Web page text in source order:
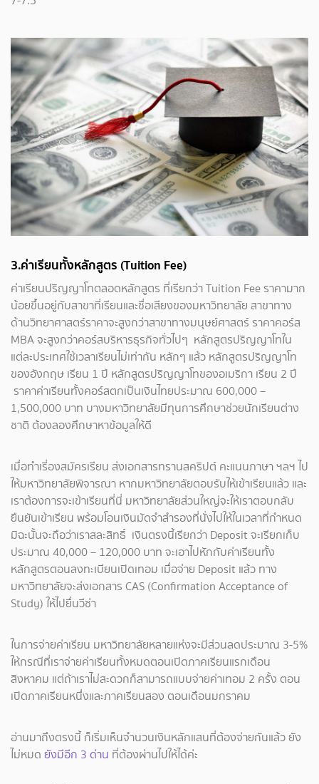
3.ค่าเรียนทั้งหลักสูตร (Tuition Fee)
ค่าเรียนปริญญาโทตลอดหลักสูตร ที่เรียกว่า Tuition Fee ราคามาก
น้อยขึ้นอยู่กับสาขาที่เรียนและชื่อเสียงของมหาวิทยาลัย สาขาทาง
ด้านวิทยาศาสตร์ราคาจะสูงกว่าสาขาทางมนุษย์ศาสตร์ ราคาคอร์ส
MBA จะสูงกว่าคอร์สบริหารธุรกิจทั่วไปๆ หลักสูตรปริญญาโทใน
แต่ละประเทศใช้เวลาเรียนไม่เท่ากัน หลักๆ แล้ว หลักสูตรปริญญาโท
ของอังกฤษ เรียน 1 ปี หลักสูตรปริญญาโทของอเมริกา เรียน 2 ปี
ราคาค่าเรียนทั้งคอร์สตกเป็นเงินไทยประมาณ 600,000 –
1,500,000 บาท บางมหาวิทยาลัยมีทุนการศึกษาช่วยนักเรียนต่าง
ชาติ ต้องลองศึกษาหาข้อมูลให้ดี
เมื่อทำเรี่องสมัครเรียน ส่งเอกสารทรานสคริปต์ คะแนนภาษา ฯลฯ ไป
ให้มหาวิทยาลัยพิจารณา หากมหาวิทยาลัยตอบรับให้เข้าเรียนแล้ว และ
เราต้องการจะเข้าเรียนที่นี่ มหาวิทยาลัยส่วนใหญ่จะให้เราตอบกลับ
ยืนยันเข้าเรียน พร้อมโอนเงินมัดจำสำรองที่นั่งไปให้ในเวลาที่กำหนด
มิฉะนั้นจะถือว่าเราสละสิทธิ์ เงินตรงนี้เรียกว่า Deposit จะเรียกเก็บ
ประมาณ 40,000 – 120,000 บาท จะเอาไปหักกับค่าเรียนทั้ง
หลักสูตรตอนลงทะเบียนเปิดเทอม เมื่อจ่าย Deposit แล้ว ทาง
มหาวิทยาลัยจะส่งเอกสาร CAS (Confirmation Acceptance of
Study) ให้ไปยื่นวีซ่า
ในการจ่ายค่าเรียน มหาวิทยาลัยหลายแห่งจะมีส่วนลดประมาณ 3-5%
ให้กรณีที่เราจ่ายค่าเรียนทั้งหมดตอนเปิดภาคเรียนแรกเดือน
สิงหาคม แต่ถ้าเราไม่สะดวกก็สามารถแบบจ่ายค่าเทอม 2 ครั้ง ตอน
เปิดภาคเรียนหนึ่งและภาคเรียนสอง ตอนเดือนมกราคม
อ่านมาถึงตรงนี้ ก็เริ่มเห็นจำนวนเงินหลักแสนที่ต้องจ่ายกันแล้ว ยัง
ไม่หมด ยังมีอีก 3 ด่าน ที่ต้องผ่านไปให้ได้ค่ะ